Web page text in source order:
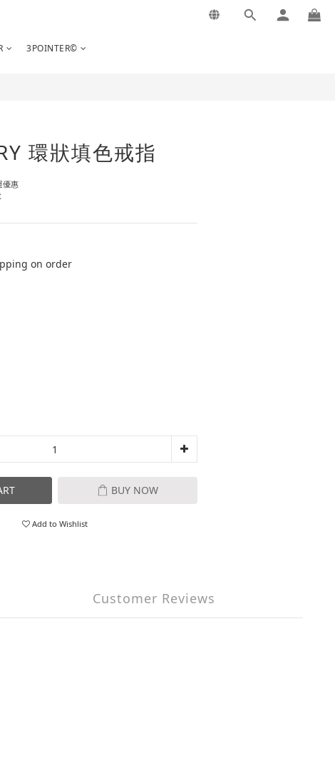
3POINTER©
環狀填色戒指
優惠
on order
BUY NOW
Add to Wishlist
Customer Reviews
BUY NOW